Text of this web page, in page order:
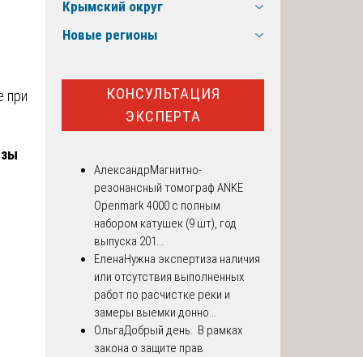
при
Крымский округ
Новые регионы
КОНСУЛЬТАЦИЯ
ЭКСПЕРТА
АлександрМагнитно-
резонансный томограф ANKE
Openmark 4000 с полным
набором катушек (9 шт), год
выпуска 201...
ЕленаНужна экспертиза наличия
или отсутствия выполненных
работ по расчистке реки и
замеры выемки донно...
ОльгаДобрый день. В рамках
закона о защите прав